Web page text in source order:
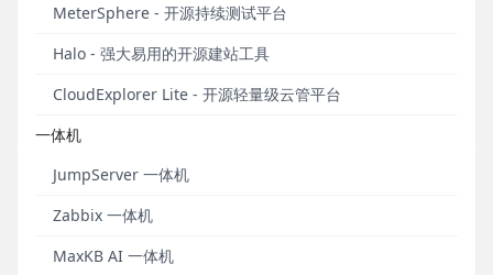
MeterSphere - 开源持续测试平台
Halo - 强大易用的开源建站工具
CloudExplorer Lite - 开源轻量级云管平台
一体机
JumpServer 一体机
Zabbix 一体机
MaxKB AI 一体机
案例分享｜易盛信息在MeterSphere上实现多类型
接口场景自动化测试